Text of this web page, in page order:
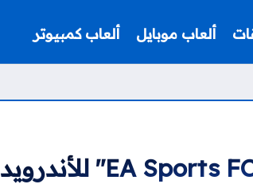
ألعاب موبايل ألعاب كمبيوتر
تنزيل فيفا 25 موبايل "EA Sports FC Mobile 2025" للأندرويد